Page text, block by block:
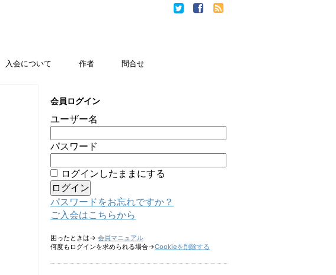
入会について 作者 問合せ
会員ログイン
ユーザー名
パスワード
ログインしたままにする
パスワードをお忘れですか？
ご入会はこちらから
困ったときは→ 会員マニュアル
何度もログインを求められる場合→Cookieを削除する